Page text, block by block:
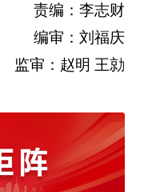
责编：李志财
编审：刘福庆
监审：赵明 王勍